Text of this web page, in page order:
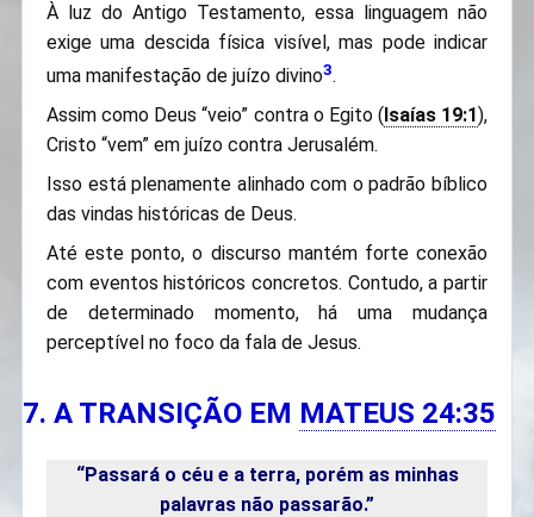
À luz do Antigo Testamento, essa linguagem não
exige uma descida física visível, mas pode indicar
uma manifestação de juízo divino3.
Assim como Deus “veio” contra o Egito ( Isaías 19:1),
Cristo “vem” em juízo contra Jerusalém.
Isso está plenamente alinhado com o padrão bíblico
das vindas históricas de Deus.
Até este ponto, o discurso mantém forte conexão
com eventos históricos concretos. Contudo, a partir
de determinado momento, há uma mudança
perceptível no foco da fala de Jesus.
7. A TRANSIÇÃO EM MATEUS 24:35
“Passará o céu e a terra, porém as minhas
palavras não passarão.”